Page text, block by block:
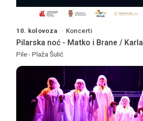
10. kolovoza Koncerti
Pilarska noć - Matko i Brane / Karla
Pile - Plaža Šulić